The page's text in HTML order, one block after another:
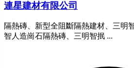
連星建材有限公司
隔熱磚、新型全阻斷隔熱建材、三明
智人造崗石隔熱磚、三明智抿 ...